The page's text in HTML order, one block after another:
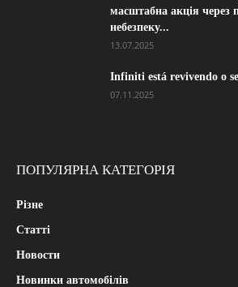
масштабна акція через
небезпеку...
13.07.2025
Infiniti está revivendo o
07.11.2025
ПОПУЛЯРНА КАТЕГОРІЯ
Різне
Статті
Новости
Новинки автомобілів